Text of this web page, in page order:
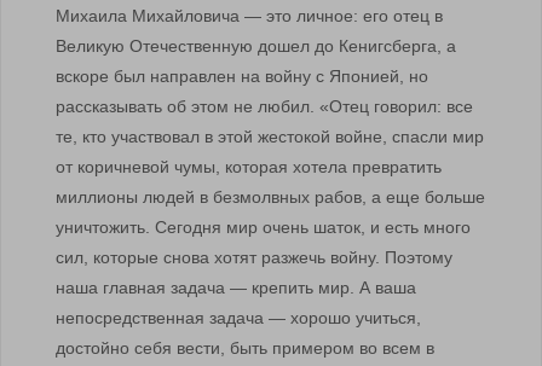
Михаила Михайловича — это личное: его отец в
Великую Отечественную дошел до Кенигсберга, а
вскоре был направлен на войну с Японией, но
рассказывать об этом не любил. «Отец говорил: все
те, кто участвовал в этой жестокой войне, спасли мир
от коричневой чумы, которая хотела превратить
миллионы людей в безмолвных рабов, а еще больше
уничтожить. Сегодня мир очень шаток, и есть много
сил, которые снова хотят разжечь войну. Поэтому
наша главная задача — крепить мир. А ваша
непосредственная задача — хорошо учиться,
достойно себя вести, быть примером во всем в